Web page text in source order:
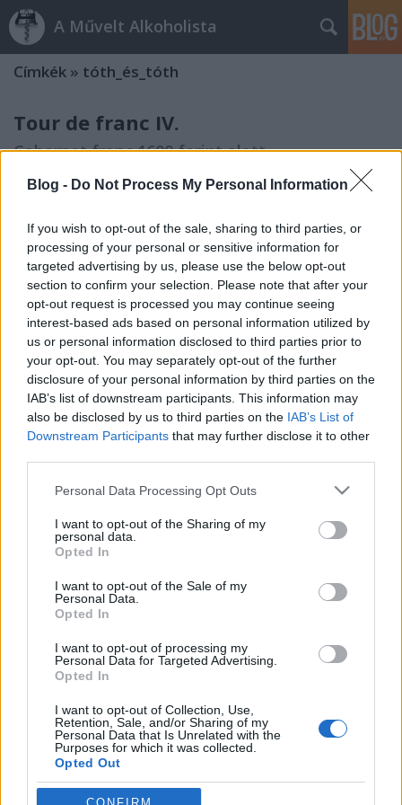
Blog - Do Not Process My Personal Information
If you wish to opt-out of the sale, sharing to third parties, or
processing of your personal or sensitive information for
targeted advertising by us, please use the below opt-out
section to confirm your selection. Please note that after your
opt-out request is processed you may continue seeing
interest-based ads based on personal information utilized by
us or personal information disclosed to third parties prior to
your opt-out. You may separately opt-out of the further
disclosure of your personal information by third parties on the
IAB’s list of downstream participants. This information may
also be disclosed by us to third parties on the IAB’s List of
Downstream Participants that may further disclose it to other
Please note that this website/app uses one or more Google
not limited to your visit or usage behaviour. You may click to
grant or deny consent to Google and its third-party tags to
use your data for below specified purposes in below Google
consent section.
Personal Data Processing Opt Outs
I want to opt-out of the Sharing of my
personal data.
Opted In
I want to opt-out of the Sale of my
Personal Data.
Opted In
I want to opt-out of processing my
Personal Data for Targeted Advertising.
Opted In
I want to opt-out of Collection, Use,
Retention, Sale, and/or Sharing of my
Personal Data that Is Unrelated with the
Purposes for which it was collected.
Opted Out
Google consents
A Művelt Alkoholista
Címkék » tóth_és_tóth
Tour de franc IV.
Cabernet franc 1600 forint alatt
Octopus 2012. május 07.
Bevallom, nekem tetszik a pannon cabernet franc
gondolata. Univerzális vörös gyanánt (én is) a
kékfrankost választanám – már amíg Szentesi Jóska
elő nem áll a versenyképes kadarka klónokkal –,
ungarische gasztrobornak éppúgy, mint a
mindennapok italának vagy…
Magyar francok
Cabernet franc kóstoló a Borkápolnában
vörös és fehér•2009. október 05.
Párszor már vásároltam ott, most először egy általuk
egy műemlékvédelem alatt álló ház pincéjében
található, és ezt a helyiséget a Regnum Marianum
Hársas utazás - harmadik megálló
vörös és fehér• 2008. július 28.
vagy akár egészen édesre erjesztett kóstolást. A
debrői hárslevelűről sokunknak van, gondolom,
ilyen-olyan ifjúkori emléke, így hajtott a kíváncsiság,
hogy megtudjam: mi történt az elmúlt időben a
termőhelyen. Egy hétvégi…